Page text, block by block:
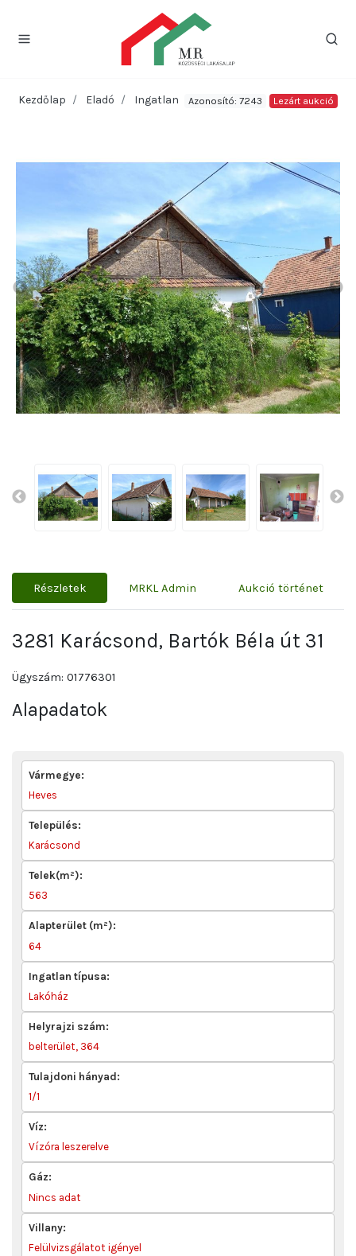
Kezdőlap Eladó Ingatlan Azonosító: 7243 Lezárt aukció
Részletek MRKL Admin Aukció történet
3281 Karácsond, Bartók Béla út 31
Ügyszám: 01776301
Alapadatok
Vármegye:
Heves
Település:
Karácsond
Telek(m²):
563
Alapterület (m²):
64
Ingatlan típusa:
Lakóház
Helyrajzi szám:
belterület, 364
Tulajdoni hányad:
1/1
Víz:
Vízóra leszerelve
Gáz:
Nincs adat
Villany:
Felülvizsgálatot igényel